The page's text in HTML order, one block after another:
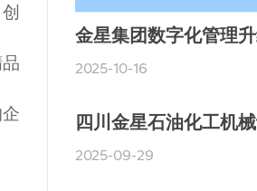
金星集团数字化管理
2025-10-16
四川金星石油化工机
限公司新增工业探伤项
2025-09-29